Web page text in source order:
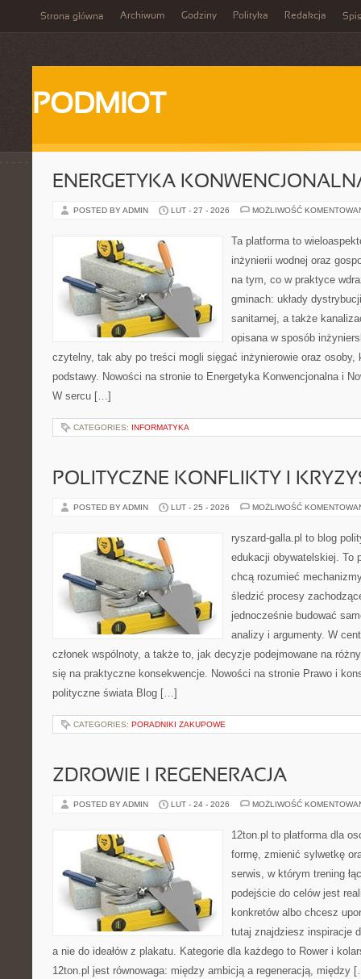
Strona główna Archiwum Godziny Polityka Redakcja
PODMIOT
ENERGETYKA
POSTED BY ADMIN LUT - 27 - 2026 MOŻLIWOŚĆ
Ta platforma to
inżynierii wodnej oraz
na tym, co w praktyce
gminach: układy
sanitarnej, a także
opisana w sposób
czytelny, tak aby po treści mogli sięgać inżynierowie oraz osoby,
podstawy. Nowości na stronie to Energetyka Konwencjonalna i
W sercu […]
CATEGORIES: INFORMATYKA
POLITYCZNE KONFLIKTY I
POSTED BY ADMIN LUT - 25 - 2026 MOŻLIWOŚĆ
ryszard-galla.pl to blog
edukacji obywatelskiej. To
chcą rozumieć
śledzić procesy
jednocześnie budować
analizy i argumenty. W
członek wspólnoty, a także to, jak decyzje podejmowane na
się na praktyczne konsekwencje. Nowości na stronie Prawo i
polityczne świata Blog […]
CATEGORIES: PORADNIKI ZAKUPOWE
ZDROWIE I REGENERACJA
POSTED BY ADMIN LUT - 24 - 2026 MOŻLIWOŚĆ
12ton.pl to platforma dla
formę, zmienić sylwetkę
serwis, w którym trening
podejście do celów jest
konkretów albo chcesz
tutaj znajdziesz inspiracje
a nie do ideałów z plakatu. Kategorie dla każdego to Rower i
12ton.pl jest równowaga: między ambicją a regeneracją, między